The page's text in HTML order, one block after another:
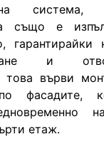
също е
гарантирайки
и
това върви
фасадите,
етаж.